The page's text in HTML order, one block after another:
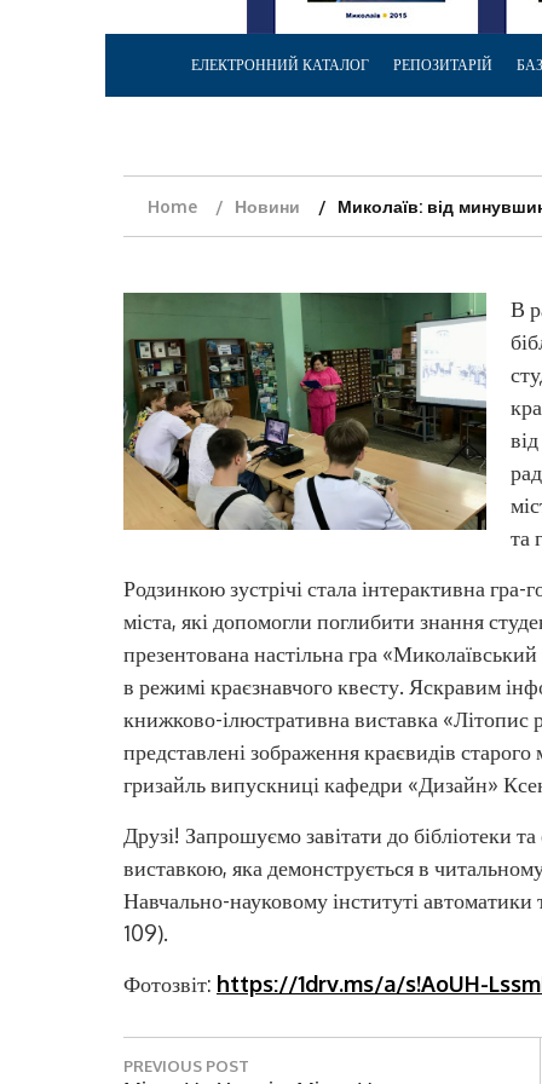
ЕЛЕКТРОННИЙ КАТАЛОГ РЕПОЗИТАРІЙ
Home Новини Миколаїв: від
В
та
Родзинкою зустрічі стала інтерактивна гра-
міста, які допомогли поглибити знання
презентована настільна гра
в режимі краєзнавчого квесту. Яскравим
книжково-ілюстративна виставка «Літопис
представлені зображення краєвидів
гризайль випускниці кафедри «Дизайн»
Друзі! Запрошуємо завітати до бібліотеки
виставкою, яка демонструється в
Навчально-науковому інституті
109).
Фотозвіт: https://1drv.ms/a/s!AoUH-
Н
PREVIOUS POST